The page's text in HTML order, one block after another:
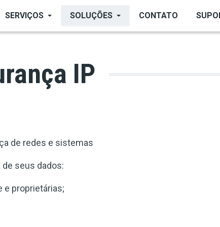
SERVIÇOS SOLUÇÕES CONTATO
IP
de redes e sistemas
seus dados:
e proprietárias;